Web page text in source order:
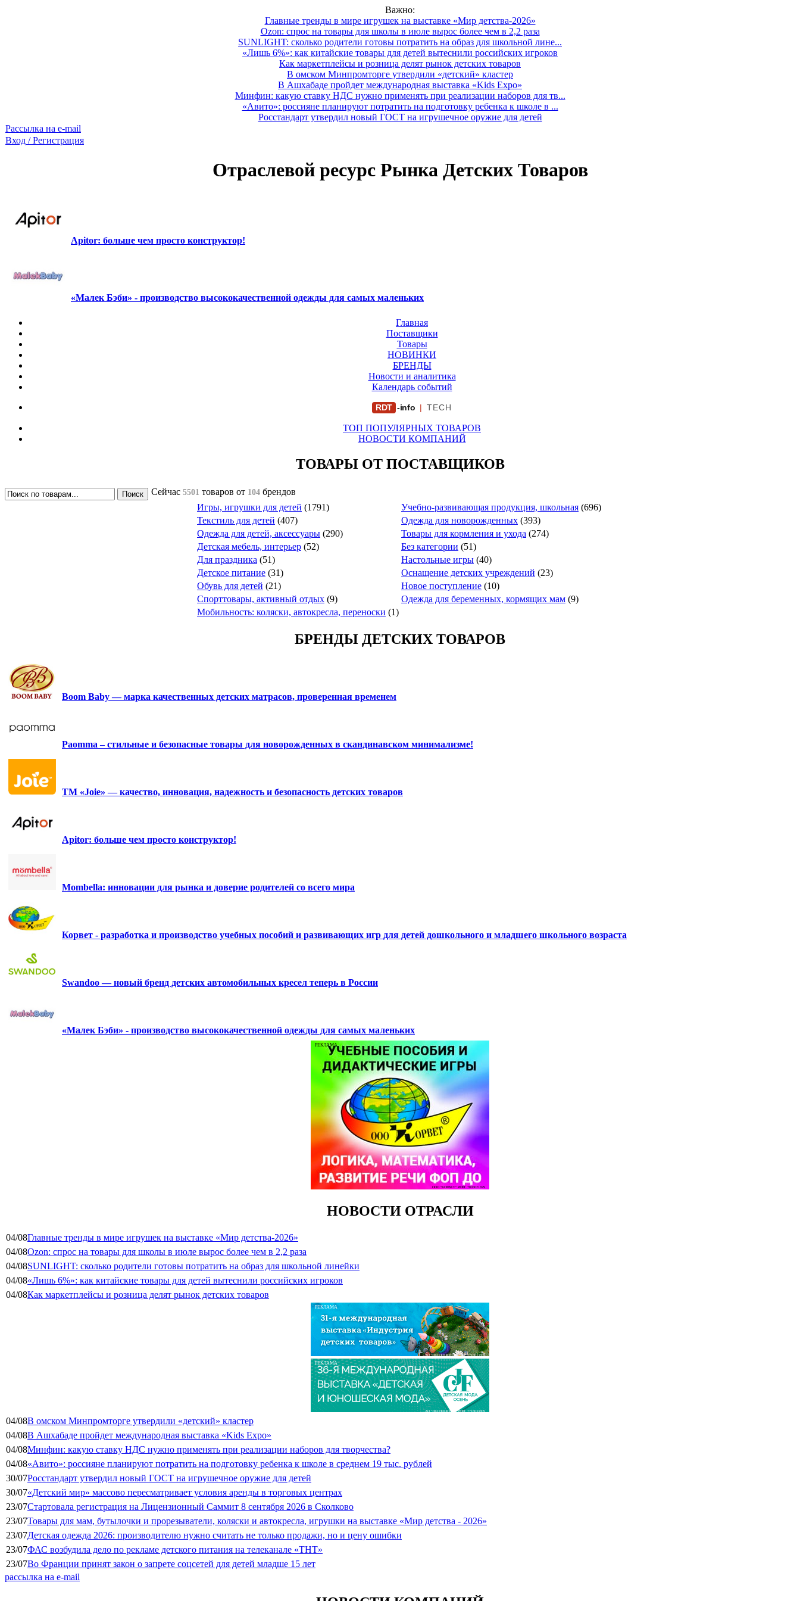
Важно:
Главные тренды в мире игрушек на выставке «Мир детства-2026»
Ozon: спрос на товары для школы в июле вырос более чем в 2,2 раза
SUNLIGHT: сколько родители готовы потратить на образ для школьной лине...
«Лишь 6%»: как китайские товары для детей вытеснили российских игроков
Как маркетплейсы и розница делят рынок детских товаров
В омском Минпромторге утвердили «детский» кластер
В Ашхабаде пройдет международная выставка «Kids Expo»
Минфин: какую ставку НДС нужно применять при реализации наборов для тв...
«Авито»: россияне планируют потратить на подготовку ребенка к школе в ...
Росстандарт утвердил новый ГОСТ на игрушечное оружие для детей
Рассылка на e-mail
Вход / Регистрация
Отраслевой ресурс Рынка Детских Товаров
Apitor: больше чем просто конструктор!
«Малек Бэби» - производство высококачественной одежды для самых маленьких
Главная
Поставщики
Товары
НОВИНКИ
БРЕНДЫ
Новости и аналитика
Календарь событий
RDT -info | TECH
ТОП ПОПУЛЯРНЫХ ТОВАРОВ
НОВОСТИ КОМПАНИЙ
ТОВАРЫ ОТ ПОСТАВЩИКОВ
Сейчас 5501 товаров от 104 брендов
Игры, игрушки для детей (1791) Учебно-развивающая продукция, школьная (696)
Текстиль для детей (407) Одежда для новорожденных (393)
Одежда для детей, аксессуары (290) Товары для кормления и ухода (274)
Детская мебель, интерьер (52) Без категории (51)
Для праздника (51) Настольные игры (40)
Детское питание (31) Оснащение детских учреждений (23)
Обувь для детей (21) Новое поступление (10)
Спорттовары, активный отдых (9) Одежда для беременных, кормящих мам (9)
Мобильность: коляски, автокресла, переноски (1)
БРЕНДЫ ДЕТСКИХ ТОВАРОВ
Boom Baby — марка качественных детских матрасов, проверенная временем
Paomma – стильные и безопасные товары для новорожденных в скандинавском минимализме!
ТМ «Joie» — качество, инновация, надежность и безопасность детских товаров
Apitor: больше чем просто конструктор!
Mombella: инновации для рынка и доверие родителей со всего мира
Корвет - разработка и производство учебных пособий и развивающих игр для детей дошкольного и младшего школьного возраста
Swandoo — новый бренд детских автомобильных кресел теперь в России
«Малек Бэби» - производство высококачественной одежды для самых маленьких
РЕКЛАМА
ООО "КОРВЕТ" ИНН: 7803021829
НОВОСТИ ОТРАСЛИ
04/08Главные тренды в мире игрушек на выставке «Мир детства-2026»
04/08Ozon: спрос на товары для школы в июле вырос более чем в 2,2 раза
04/08SUNLIGHT: сколько родители готовы потратить на образ для школьной линейки
04/08«Лишь 6%»: как китайские товары для детей вытеснили российских игроков
04/08Как маркетплейсы и розница делят рынок детских товаров
РЕКЛАМА
АО "ЭКСПОЦЕНТР" ИНН: 7718033809
РЕКЛАМА
АО "ЭКСПОЦЕНТР" ИНН: 7718033809
04/08В омском Минпромторге утвердили «детский» кластер
04/08В Ашхабаде пройдет международная выставка «Kids Expo»
04/08Минфин: какую ставку НДС нужно применять при реализации наборов для творчества?
04/08«Авито»: россияне планируют потратить на подготовку ребенка к школе в среднем 19 тыс. рублей
30/07Росстандарт утвердил новый ГОСТ на игрушечное оружие для детей
30/07«Детский мир» массово пересматривает условия аренды в торговых центрах
23/07Стартовала регистрация на Лицензионный Саммит 8 сентября 2026 в Сколково
23/07Товары для мам, бутылочки и прорезыватели, коляски и автокресла, игрушки на выставке «Мир детства - 2026»
23/07Детская одежда 2026: производителю нужно считать не только продажи, но и цену ошибки
23/07ФАС возбудила дело по рекламе детского питания на телеканале «ТНТ»
23/07Во Франции принят закон о запрете соцсетей для детей младше 15 лет
рассылка на e-mail